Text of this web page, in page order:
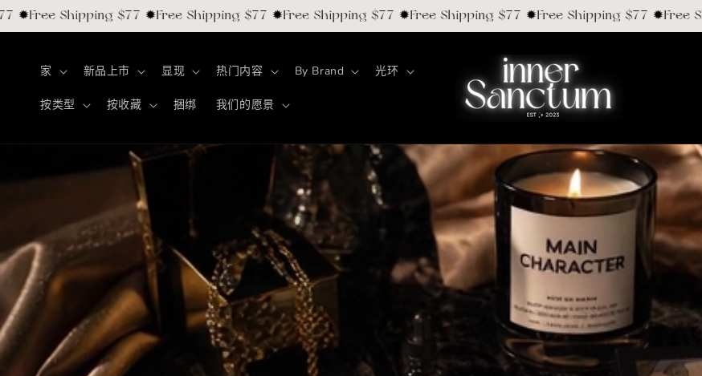
跳到内
Shipping $77 ✹Free Shipping $77 ✹Free Shipping $77 ✹Free Shipping $77 ✹Free Shipping $77 ✹Free
家 新品上市 显现 热门内容 By Brand 光环
按类型 按收藏 捆绑 我们的愿景